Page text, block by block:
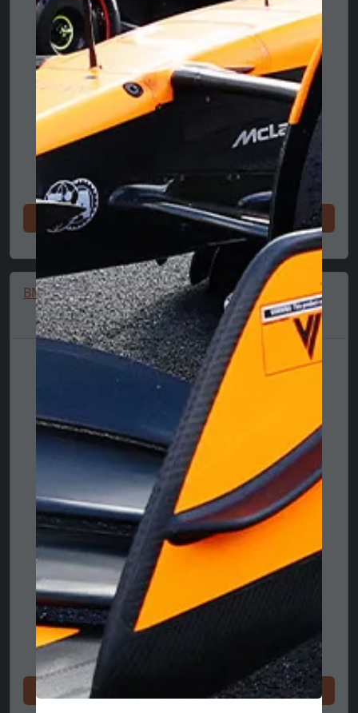
Делайте покупки сейчас
BMW Car Graphic Tee 🔥
Делайте покупки сейчас